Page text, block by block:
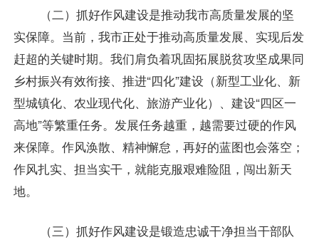
（二）抓好作风建设是推动我市高质量发展的坚
实保障。当前，我市正处于推动高质量发展、实现后发
赶超的关键时期。我们肩负着巩固拓展脱贫攻坚成果同
乡村振兴有效衔接、推进“四化”建设（新型工业化、新
型城镇化、农业现代化、旅游产业化）、建设“四区一
高地”等繁重任务。发展任务越重，越需要过硬的作风
来保障。作风涣散、精神懈怠，再好的蓝图也会落空；
作风扎实、担当实干，就能克服艰难险阻，闯出新天
地。
（三）抓好作风建设是锻造忠诚干净担当干部队